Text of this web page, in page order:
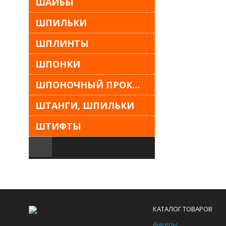
ШПИЛЬКИ
ШПЛИНТЫ
ШПОНКИ
ШПОНОЧНЫЙ ПРОКАТ
ШТАНГИ, ШПИЛЬКИ
ШТИФТЫ
КАТАЛОГ ТОВАРОВ
Анкеры